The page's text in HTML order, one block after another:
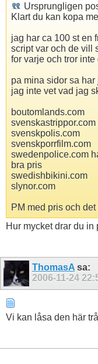
Ursprungligen
Klart du kan kopa
jag har ca 100 st en
script var och de vill
for varje och tror
pa mina sidor sa
jag inte vet vad jag
boutomlands.com
svenskastrippor.com
svenskpolis.com
svenskporrfilm.com
swedenpolice.com
bra pris
swedishbikini.com
slynor.com
PM med pris och
Hur mycket drar du in
ThomasA sa:
2006-11-24
Vi kan låsa den här